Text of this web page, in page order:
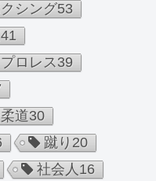
シング53
41
ロレス39
道30
蹴り 20
社会人 16